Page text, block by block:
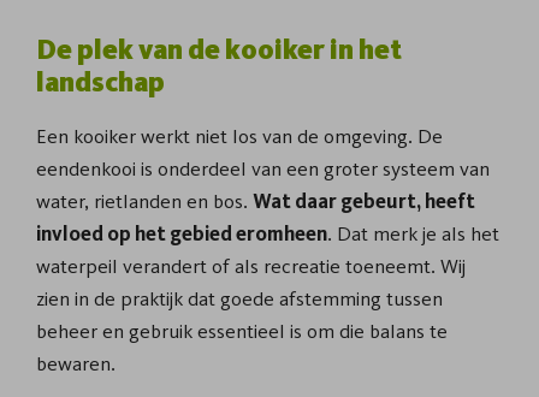
De plek van de kooiker in het
landschap
Een kooiker werkt niet los van de omgeving. De
eendenkooi is onderdeel van een groter systeem van
water, rietlanden en bos. Wat daar gebeurt, heeft
invloed op het gebied eromheen. Dat merk je als het
waterpeil verandert of als recreatie toeneemt. Wij
zien in de praktijk dat goede afstemming tussen
beheer en gebruik essentieel is om die balans te
bewaren.